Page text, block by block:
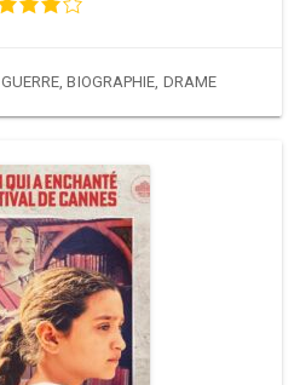
GUERRE,BIOGRAPHIE, DRAME